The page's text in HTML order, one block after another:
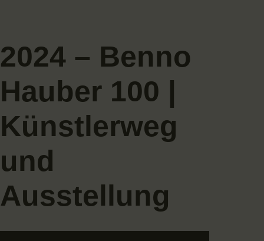
2024 – Benno
Hauber 100 |
Künstlerweg
und
Ausstellung